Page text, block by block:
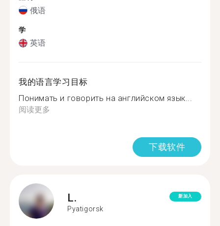
俄语
学
英语
我的语言学习目标
Понимать и говорить на английском язык...
阅读更多
下载软件
L.
Pyatigorsk
新加入